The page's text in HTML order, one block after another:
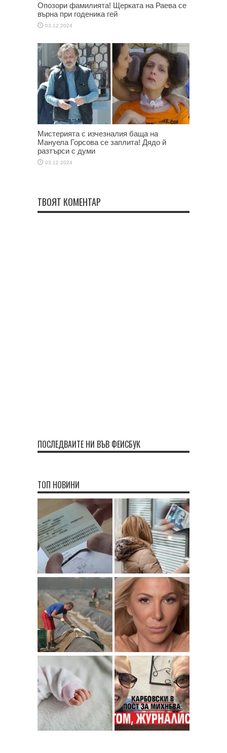
Опозори фамилията! Щерката на Раева се
върна при годеника гей
03.12.2024
Мистерията с изчезналия баща на
Мануела Горсова се заплита! Дядо й
разтърси с думи
03.12.2024
ТВОЯТ КОМЕНТАР
ПОСЛЕДВАЙТЕ НИ ВЪВ ФЕЙСБУК
ТОП НОВИНИ